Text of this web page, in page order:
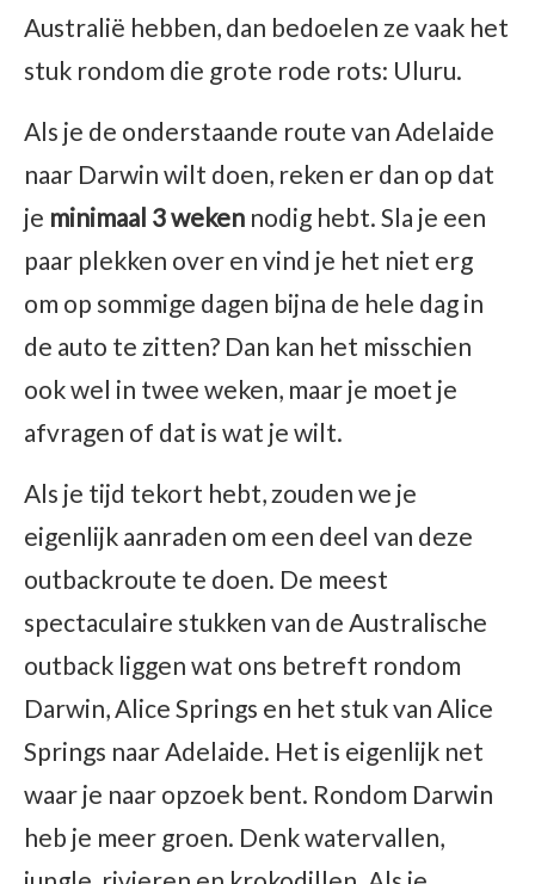
Australië hebben, dan bedoelen ze vaak het
stuk rondom die grote rode rots: Uluru.
Als je de onderstaande route van Adelaide
naar Darwin wilt doen, reken er dan op dat
je minimaal 3 weken nodig hebt. Sla je een
paar plekken over en vind je het niet erg
om op sommige dagen bijna de hele dag in
de auto te zitten? Dan kan het misschien
ook wel in twee weken, maar je moet je
afvragen of dat is wat je wilt.
Als je tijd tekort hebt, zouden we je
eigenlijk aanraden om een deel van deze
outbackroute te doen. De meest
spectaculaire stukken van de Australische
outback liggen wat ons betreft rondom
Darwin, Alice Springs en het stuk van Alice
Springs naar Adelaide. Het is eigenlijk net
waar je naar opzoek bent. Rondom Darwin
heb je meer groen. Denk watervallen,